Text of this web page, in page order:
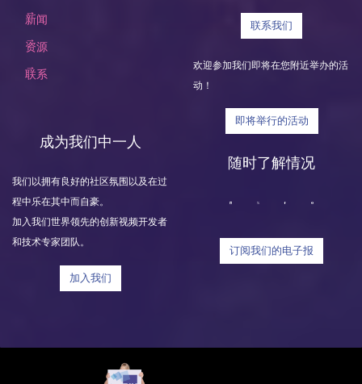
新闻
资源
联系
联系我们
欢迎参加我们即将在您附近举办的活
动！
即将举行的活动
成为我们中一人
我们以拥有良好的社区氛围以及在过
程中乐在其中而自豪。
加入我们世界领先的创新视频开发者
和技术专家团队。
加入我们
随时了解情况
订阅我们的电子报